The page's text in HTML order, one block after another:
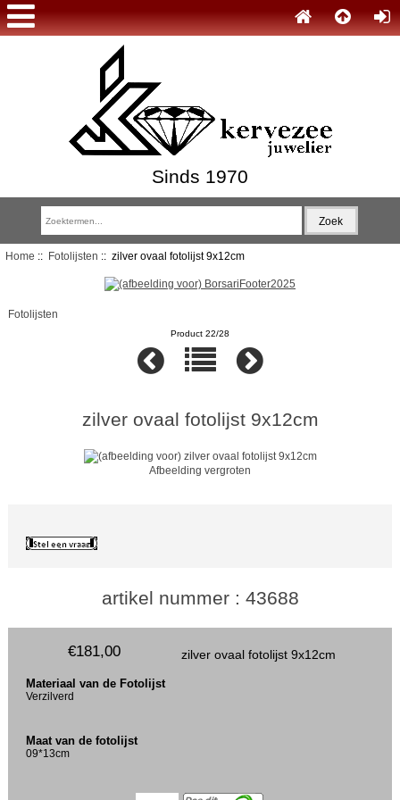
Sinds 1970
Home :: Fotolijsten :: zilver ovaal fotolijst 9x12cm
Fotolijsten
Product 22/28
zilver ovaal fotolijst 9x12cm
Afbeelding vergroten
artikel nummer : 43688
zilver ovaal fotolijst 9x12cm
€181,00
Materiaal van de Fotolijst
Verzilverd
Maat van de fotolijst
09*13cm